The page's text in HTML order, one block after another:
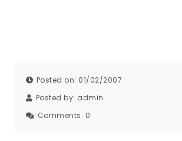
Posted on: 01/02/2007
Posted by: admin
Comments: 0